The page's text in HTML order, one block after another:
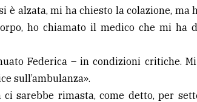
è alzata, mi ha chiesto la colazione, ma
ho chiamato il medico che mi ha
Federica – in condizioni critiche.
sull’ambulanza».
sarebbe rimasta, come detto, per